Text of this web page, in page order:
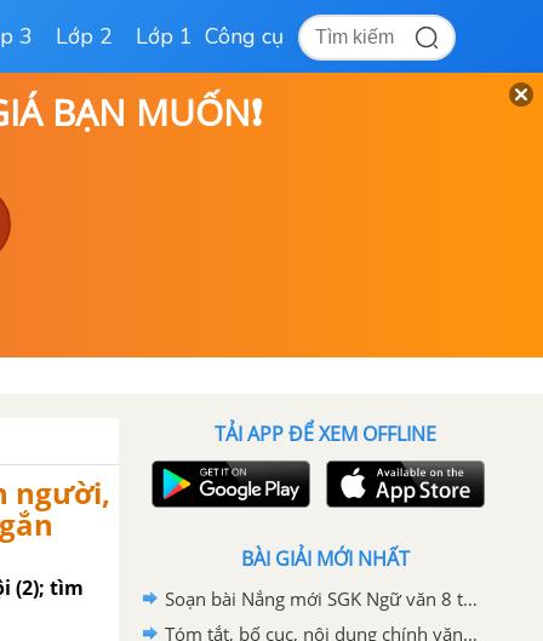
3 Lớp 2 Lớp 1 Công cụ
BẠN MUỐN❗
người,
(2); tìm
TẢI APP ĐỂ XEM OFFLINE
BÀI GIẢI MỚI NHẤT
Soạn bài Nắng mới SGK Ngữ văn 8 tập 1 Cánh diều - chi tiết
Tóm tắt, bố cục, nội dung chính văn bản Phương tiện vận chuyển của các dân tộc thiểu số Việt Nam